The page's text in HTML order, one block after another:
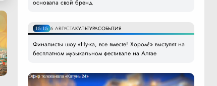
основала свой бренд
15:15 6 АВГУСТАКУЛЬТУРАСОБЫТИЯ
Финалисты шоу «Ну-ка, все вместе! Хором!» выступят на
бесплатном музыкальном фестивале на Алтае